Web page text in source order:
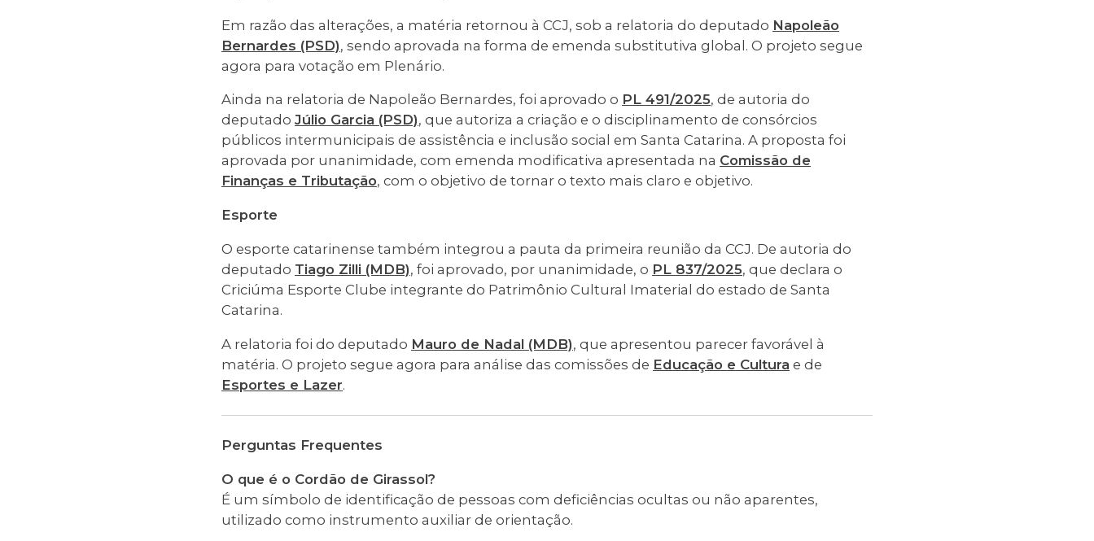
Em razão das alterações, a matéria retornou à CCJ, sob a relatoria do deputado Napoleão
Bernardes (PSD), sendo aprovada na forma de emenda substitutiva global. O projeto segue
agora para votação em Plenário.
Ainda na relatoria de Napoleão Bernardes, foi aprovado o PL 491/2025, de autoria do
deputado Júlio Garcia (PSD), que autoriza a criação e o disciplinamento de consórcios
públicos intermunicipais de assistência e inclusão social em Santa Catarina. A proposta foi
aprovada por unanimidade, com emenda modificativa apresentada na Comissão de
Finanças e Tributação, com o objetivo de tornar o texto mais claro e objetivo.
Esporte
O esporte catarinense também integrou a pauta da primeira reunião da CCJ. De autoria do
deputado Tiago Zilli (MDB), foi aprovado, por unanimidade, o PL 837/2025, que declara o
Criciúma Esporte Clube integrante do Patrimônio Cultural Imaterial do estado de Santa
Catarina.
A relatoria foi do deputado Mauro de Nadal (MDB), que apresentou parecer favorável à
matéria. O projeto segue agora para análise das comissões de Educação e Cultura e de
Esportes e Lazer.
Perguntas Frequentes
O que é o Cordão de Girassol?
É um símbolo de identificação de pessoas com deficiências ocultas ou não aparentes,
utilizado como instrumento auxiliar de orientação.